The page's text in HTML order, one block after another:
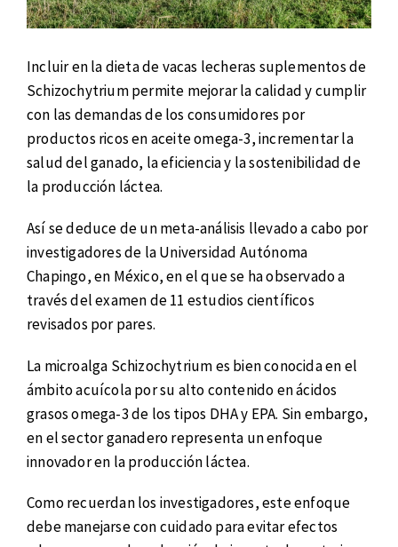
Incluir en la dieta de vacas lecheras suplementos de
Schizochytrium permite mejorar la calidad y cumplir
con las demandas de los consumidores por
productos ricos en aceite omega-3, incrementar la
salud del ganado, la eficiencia y la sostenibilidad de
la producción láctea.
Así se deduce de un meta-análisis llevado a cabo por
investigadores de la Universidad Autónoma
Chapingo, en México, en el que se ha observado a
través del examen de 11 estudios científicos
revisados por pares.
La microalga Schizochytrium es bien conocida en el
ámbito acuícola por su alto contenido en ácidos
grasos omega-3 de los tipos DHA y EPA. Sin embargo,
en el sector ganadero representa un enfoque
innovador en la producción láctea.
Como recuerdan los investigadores, este enfoque
debe manejarse con cuidado para evitar efectos